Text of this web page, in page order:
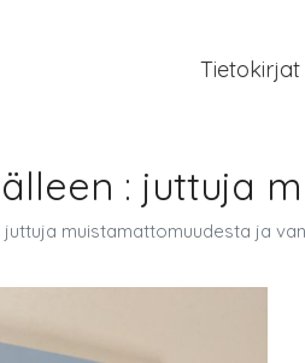
Tietokirjat
: juttuja
juttuja muistamattomuudesta ja